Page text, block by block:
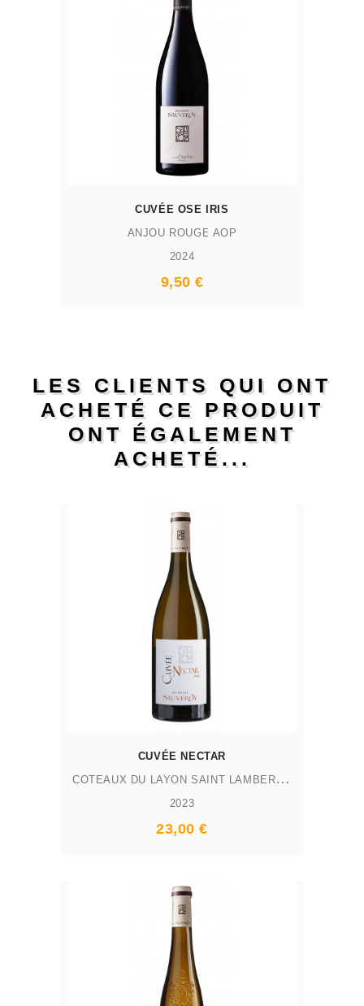
CUVÉE OSE IRIS
ANJOU ROUGE AOP
2024
9,50 €
LES CLIENTS QUI ONT
ACHETÉ CE PRODUIT
ONT ÉGALEMENT
ACHETÉ...
CUVÉE NECTAR
C
OTEAUX DU LAYON SAINT LAMBERT AOP
2023
23,00 €